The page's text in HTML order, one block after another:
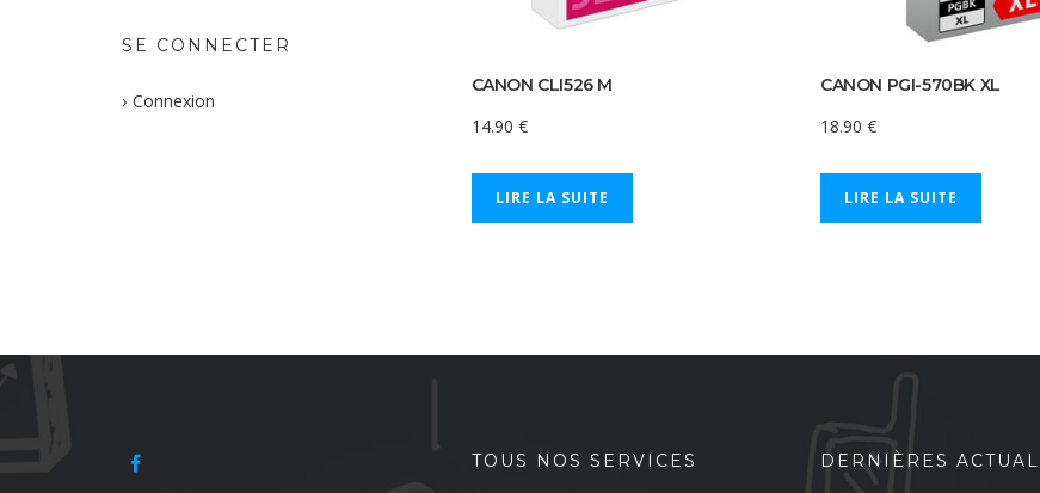
CANON CLI526 M
14.90 €
LIRE LA SUITE
CANON PGI-570BK XL
18.90 €
LIRE LA SUITE
SE CONNECTER
Connexion
TOUS NOS SERVICES DERNIÈRES